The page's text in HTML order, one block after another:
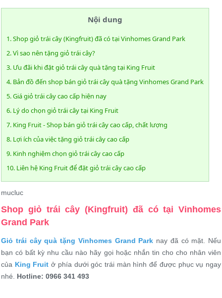
Nội dung
1. Shop giỏ trái cây (Kingfruit) đã có tại Vinhomes Grand Park
2. Vì sao nên tặng giỏ trái cây?
3. Ưu đãi khi đặt giỏ trái cây quà tặng tại King Fruit
4. Bản đồ đến shop bán giỏ trái cây quà tặng Vinhomes Grand Park
5. Giá giỏ trái cây cao cấp hiện nay
6. Lý do chọn giỏ trái cây tại King Fruit
7. King Fruit - Shop bán giỏ trái cây cao cấp, chất lượng
8. Lợi ích của việc tặng giỏ trái cây cao cấp
9. Kinh nghiệm chọn giỏ trái cây cao cấp
10. Liên hệ King Fruit để đặt giỏ trái cây cao cấp
mucluc
Shop giỏ trái cây (Kingfruit) đã có tại Vinhomes
Grand Park
Giỏ trái cây quà tặng Vinhomes Grand Park nay đã có mặt. Nếu
bạn có bất kỳ nhu cầu nào hãy gọi hoặc nhắn tin cho cho nhân viên
của King Fruit ở phía dưới góc trái màn hình để được phục vụ ngay
nhé. Hotline: 0966 341 493